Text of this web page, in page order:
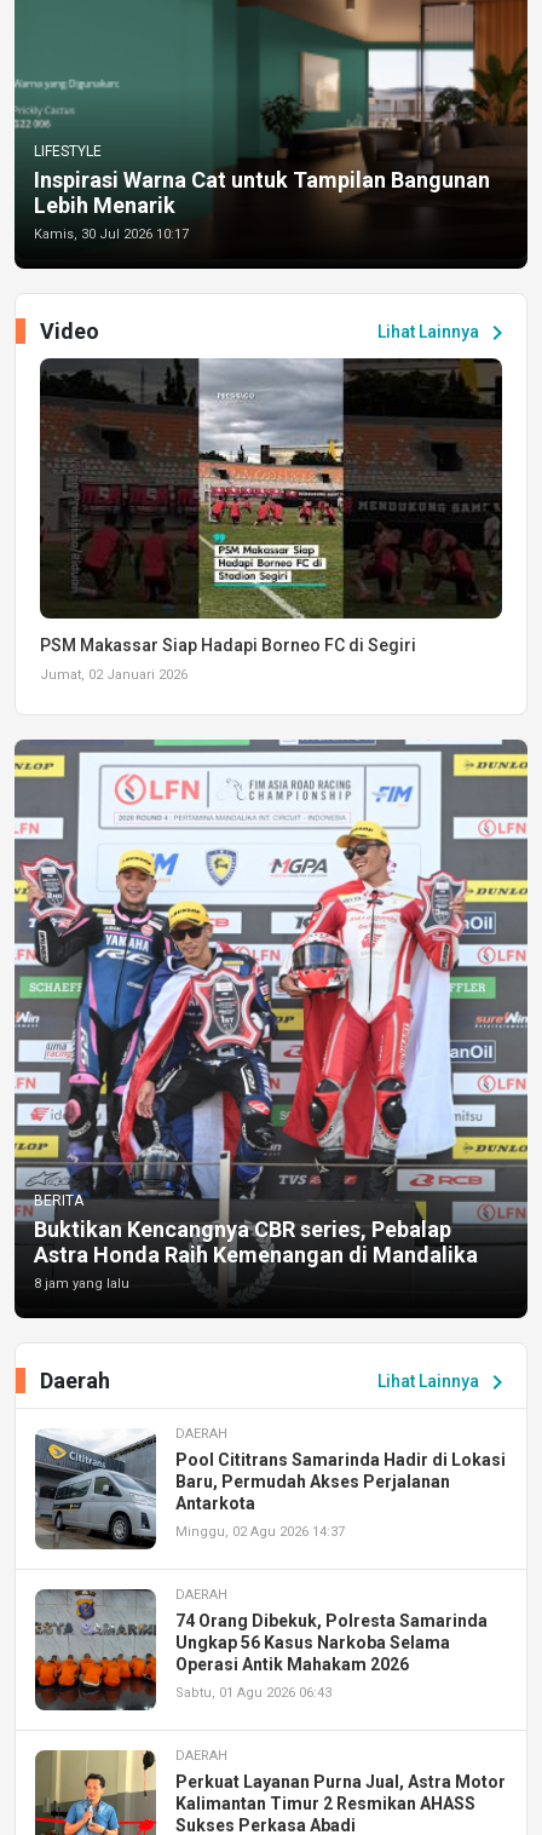
LIFESTYLE
Inspirasi Warna Cat untuk Tampilan Bangunan
Lebih Menarik
Kamis, 30 Jul 2026 10:17
Lihat Lainnya chevron_right
Video
PSM Makassar Siap Hadapi Borneo FC di Segiri
Jumat, 02 Januari 2026
BERITA
Buktikan Kencangnya CBR series, Pebalap
Astra Honda Raih Kemenangan di Mandalika
8 jam yang lalu
Lihat Lainnya chevron_right
Daerah
DAERAH
Pool Cititrans Samarinda Hadir di Lokasi
Baru, Permudah Akses Perjalanan
Antarkota
Minggu, 02 Agu 2026 14:37
DAERAH
74 Orang Dibekuk, Polresta Samarinda
Ungkap 56 Kasus Narkoba Selama
Operasi Antik Mahakam 2026
Sabtu, 01 Agu 2026 06:43
DAERAH
Perkuat Layanan Purna Jual, Astra Motor
Kalimantan Timur 2 Resmikan AHASS
Sukses Perkasa Abadi